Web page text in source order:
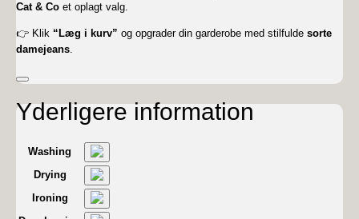
Cat & Co et oplagt valg.
👉 Klik “Læg i kurv” og opgrader din garderobe med stilfulde sorte
damejeans.
Yderligere information
Washing
Drying
Ironing